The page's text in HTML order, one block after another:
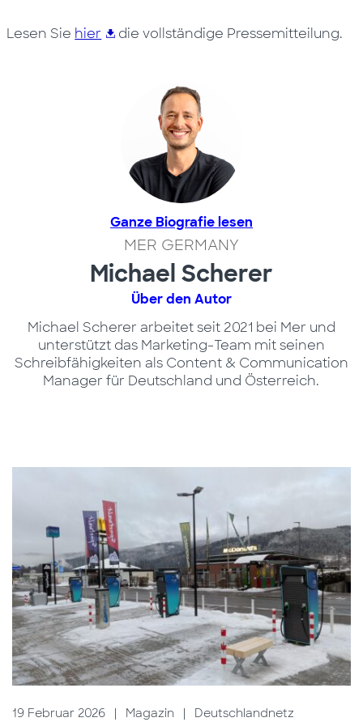
Lesen Sie hier die vollständige Pressemitteilung.
Ganze Biografie lesen
MER GERMANY
Michael Scherer
Über den Autor
Michael Scherer arbeitet seit 2021 bei Mer und
unterstützt das Marketing-Team mit seinen
Schreibfähigkeiten als Content & Communication
Manager für Deutschland und Österreich.
19 Februar 2026 | Magazin | Deutschlandnetz